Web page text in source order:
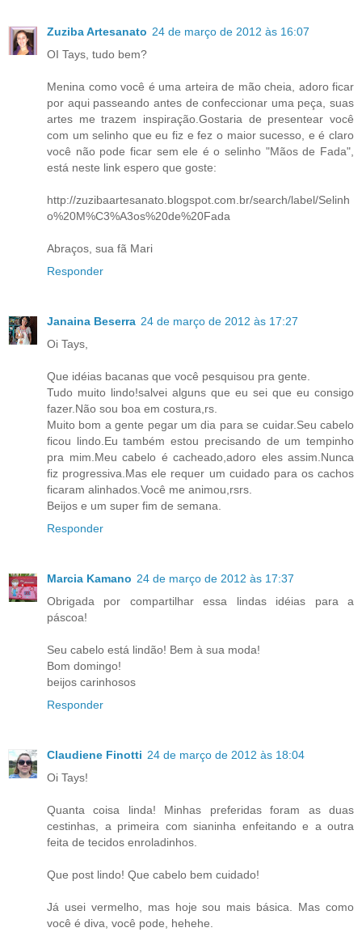
Zuziba Artesanato 24 de março de 2012 às 16:07
OI Tays, tudo bem?
Menina como você é uma arteira de mão cheia, adoro ficar
por aqui passeando antes de confeccionar uma peça, suas
artes me trazem inspiração.Gostaria de presentear você
com um selinho que eu fiz e fez o maior sucesso, e é claro
você não pode ficar sem ele é o selinho "Mãos de Fada",
está neste link espero que goste:
http://zuzibaartesanato.blogspot.com.br/search/label/Selinh
o%20M%C3%A3os%20de%20Fada
Abraços, sua fã Mari
Responder
Janaina Beserra 24 de março de 2012 às 17:27
Oi Tays,
Que idéias bacanas que você pesquisou pra gente.
Tudo muito lindo!salvei alguns que eu sei que eu consigo
fazer.Não sou boa em costura,rs.
Muito bom a gente pegar um dia para se cuidar.Seu cabelo
ficou lindo.Eu também estou precisando de um tempinho
pra mim.Meu cabelo é cacheado,adoro eles assim.Nunca
fiz progressiva.Mas ele requer um cuidado para os cachos
ficaram alinhados.Você me animou,rsrs.
Beijos e um super fim de semana.
Responder
Marcia Kamano 24 de março de 2012 às 17:37
Obrigada por compartilhar essa lindas idéias para a
páscoa!
Seu cabelo está lindão! Bem à sua moda!
Bom domingo!
beijos carinhosos
Responder
Claudiene Finotti 24 de março de 2012 às 18:04
Oi Tays!
Quanta coisa linda! Minhas preferidas foram as duas
cestinhas, a primeira com sianinha enfeitando e a outra
feita de tecidos enroladinhos.
Que post lindo! Que cabelo bem cuidado!
Já usei vermelho, mas hoje sou mais básica. Mas como
você é diva, você pode, hehehe.